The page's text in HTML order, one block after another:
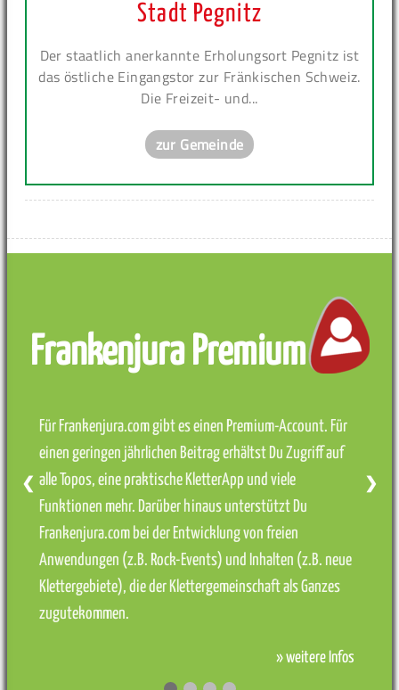
Stadt Pegnitz
Der staatlich anerkannte Erholungsort Pegnitz ist
das östliche Eingangstor zur Fränkischen Schweiz.
Die Freizeit- und...
zur Gemeinde
Frankenjura Premium
Für Frankenjura.com gibt es einen Premium-Account. Für
einen geringen jährlichen Beitrag erhältst Du Zugriff auf
alle Topos, eine praktische KletterApp und viele
Funktionen mehr. Darüber hinaus unterstützt Du
Frankenjura.com bei der Entwicklung von freien
Anwendungen (z.B. Rock-Events) und Inhalten (z.B. neue
Klettergebiete), die der Klettergemeinschaft als Ganzes
zugutekommen.
» weitere Infos
❮ ❯